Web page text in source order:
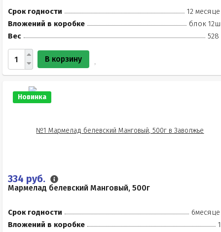
Срок годности
12
Вложений в коробке
блок
Вес
528
В корзину
Новинка
334 руб.
Мармелад белевский Манговый, 500г
Срок годности
Вложений в коробке